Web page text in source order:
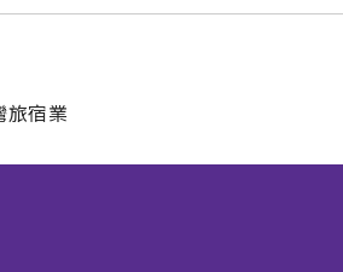
旅宿業